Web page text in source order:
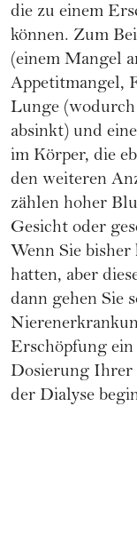
die zu einem
können. Zum
(einem Mangel
Appetitmangel,
Lunge
absinkt) und
im Körper, die
den weiteren
zählen hoher
Gesicht oder
Wenn Sie
hatten, aber
dann gehen Sie
Erschöpfung ein
Dosierung Ihrer
der Dialyse